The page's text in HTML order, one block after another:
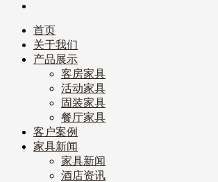
首页
关于我们
产品展示
客房家具
活动家具
固装家具
餐厅家具
客户案例
家具新闻
家具新闻
酒店资讯